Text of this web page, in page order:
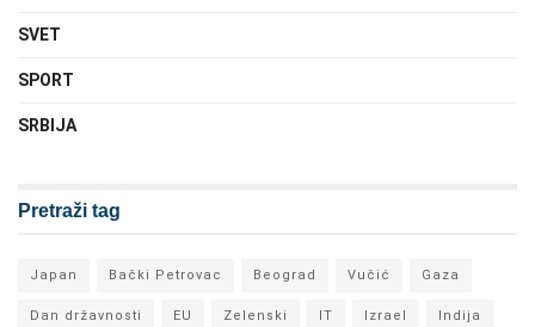
SVET
SPORT
SRBIJA
Pretraži tag
Japan Bački Petrovac Beograd Vučić Gaza
Dan državnosti EU Zelenski IT Izrael Indija